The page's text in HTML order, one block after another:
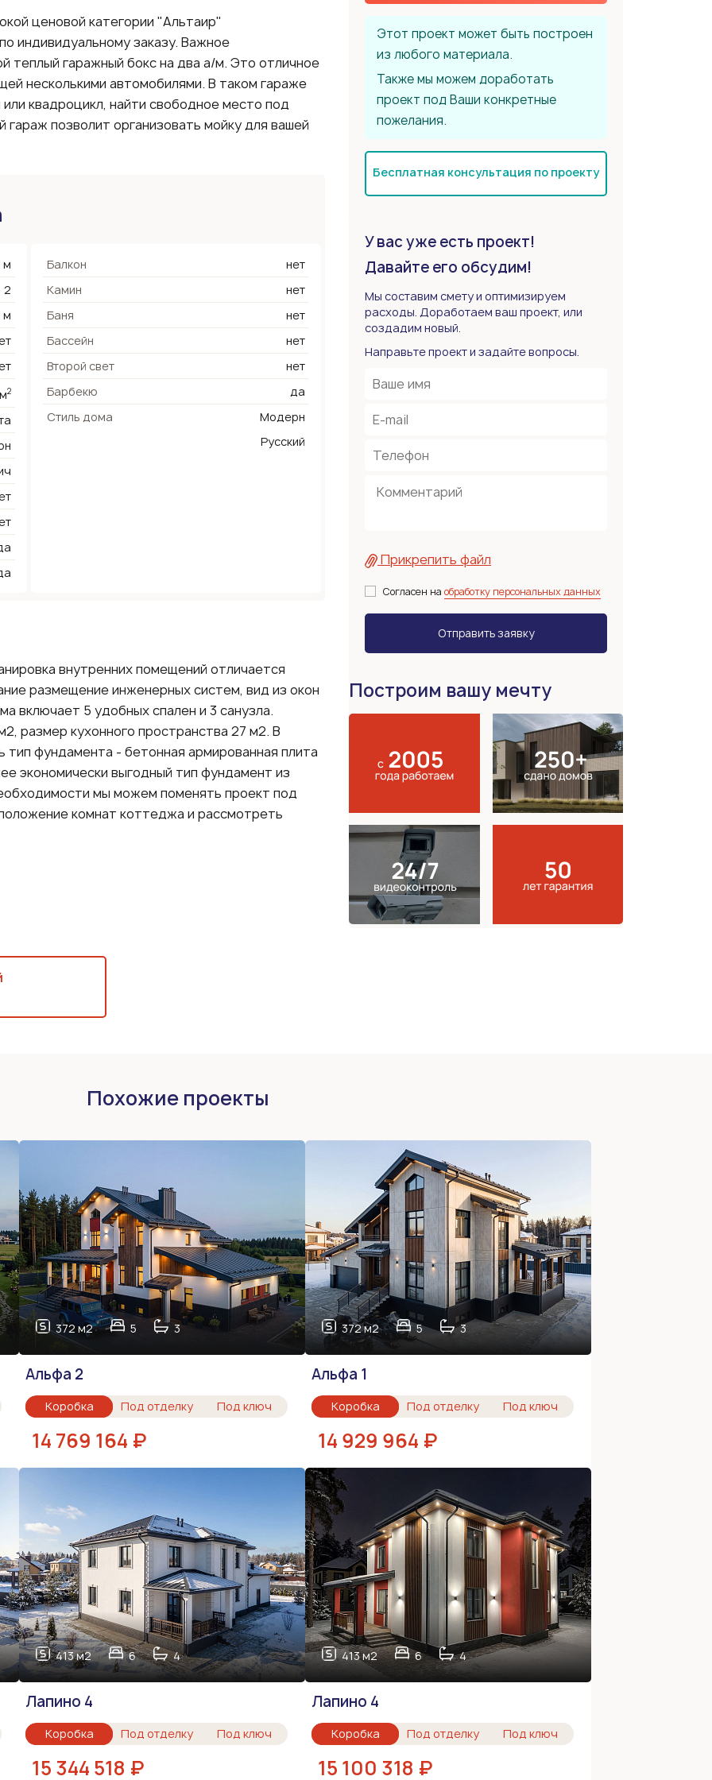
ценовой категории "Альтаир"
индивидуальному заказу. Важное
теплый гаражный бокс на два а/м. Это отличное
несколькими автомобилями. В таком гараже
квадроцикл, найти свободное место под
позволит организовать мойку для вашей
м
2
м
2
Балкон
нет
Камин
нет
Баня
нет
Бассейн
нет
Второй свет
нет
Барбекю
да
Стиль дома
Модерн
Русский
внутренних помещений отличается
размещение инженерных систем, вид из окон
включает 5 удобных спален и 3 санузла.
размер кухонного пространства 27 м2. В
фундамента - бетонная армированная плита
экономически выгодный тип фундамент из
мы можем поменять проект под
комнат коттеджа и рассмотреть
Этот проект может быть построен
из любого материала.
Также мы можем доработать
проект под Ваши конкретные
пожелания.
Бесплатная консультация по проекту
У вас уже есть проект!
Давайте его обсудим!
Мы составим смету и оптимизируем
расходы. Доработаем ваш проект, или
создадим новый.
Направьте проект и задайте вопросы.
Прикрепить файл
Согласен на обработку персональных данных
Построим вашу мечту
Похожие проекты
372 м2 5 3
Альфа 2
Коробка Под отделку Под ключ
14 769 164 ₽
372 м2 5 3
Альфа 1
Коробка Под отделку Под ключ
14 929 964 ₽
413 м2 6 4
Лапино 4
Коробка Под отделку Под ключ
15 344 518 ₽
413 м2 6 4
Лапино 4
Коробка Под отделку Под ключ
15 100 318 ₽